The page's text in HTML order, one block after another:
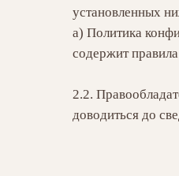
установленных
а) Политика
содержит
2.2.
доводиться до